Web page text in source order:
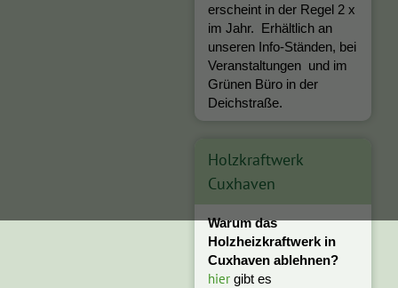
erscheint in der Regel 2 x
im Jahr. Erhältlich an
unseren Info-Ständen, bei
Veranstaltungen und im
Grünen Büro in der
Deichstraße.
Holzkraftwerk
Cuxhaven
Warum das
Holzheizkraftwerk in
Cuxhaven ablehnen?
hiergibt es